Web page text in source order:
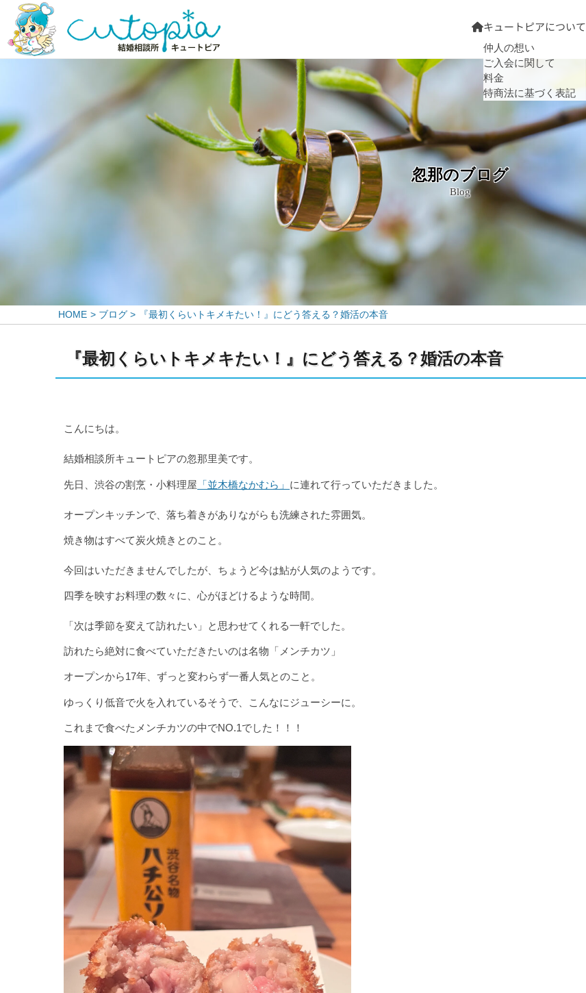
キュートピアについて
仲人の想い
ご入会に関して
料金
特商法に基づく表記
忽那のブログ
Blog
HOME ブログ 『最初くらいトキメキたい！』にどう答える？婚活の本音
『最初くらいトキメキたい！』にどう答える？婚活の本音
こんにちは。
結婚相談所キュートピアの忽那里美です。
先日、渋谷の割烹・小料理屋 「並木橋なかむら」 に連れて行っていただきました。
オープンキッチンで、落ち着きがありながらも洗練された雰囲気。
焼き物はすべて炭火焼きとのこと。
今回はいただきませんでしたが、ちょうど今は鮎が人気のようです。
四季を映すお料理の数々に、心がほどけるような時間。
「次は季節を変えて訪れたい」と思わせてくれる一軒でした。
訪れたら絶対に食べていただきたいのは名物「メンチカツ」
オープンから17年、ずっと変わらず一番人気とのこと。
ゆっくり低音で火を入れているそうで、こんなにジューシーに。
これまで食べたメンチカツの中でNO.1でした！！！